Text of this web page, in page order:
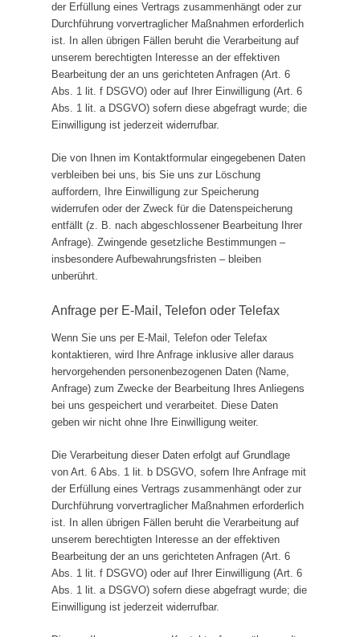
der Erfüllung eines Vertrags zusammenhängt oder zur
Durchführung vorvertraglicher Maßnahmen erforderlich
ist. In allen übrigen Fällen beruht die Verarbeitung auf
unserem berechtigten Interesse an der effektiven
Bearbeitung der an uns gerichteten Anfragen (Art. 6
Abs. 1 lit. f DSGVO) oder auf Ihrer Einwilligung (Art. 6
Abs. 1 lit. a DSGVO) sofern diese abgefragt wurde; die
Einwilligung ist jederzeit widerrufbar.
Die von Ihnen im Kontaktformular eingegebenen Daten
verbleiben bei uns, bis Sie uns zur Löschung
auffordern, Ihre Einwilligung zur Speicherung
widerrufen oder der Zweck für die Datenspeicherung
entfällt (z. B. nach abgeschlossener Bearbeitung Ihrer
Anfrage). Zwingende gesetzliche Bestimmungen –
insbesondere Aufbewahrungsfristen – bleiben
unberührt.
Anfrage per E-Mail, Telefon oder Telefax
Wenn Sie uns per E-Mail, Telefon oder Telefax
kontaktieren, wird Ihre Anfrage inklusive aller daraus
hervorgehenden personenbezogenen Daten (Name,
Anfrage) zum Zwecke der Bearbeitung Ihres Anliegens
bei uns gespeichert und verarbeitet. Diese Daten
geben wir nicht ohne Ihre Einwilligung weiter.
Die Verarbeitung dieser Daten erfolgt auf Grundlage
von Art. 6 Abs. 1 lit. b DSGVO, sofern Ihre Anfrage mit
der Erfüllung eines Vertrags zusammenhängt oder zur
Durchführung vorvertraglicher Maßnahmen erforderlich
ist. In allen übrigen Fällen beruht die Verarbeitung auf
unserem berechtigten Interesse an der effektiven
Bearbeitung der an uns gerichteten Anfragen (Art. 6
Abs. 1 lit. f DSGVO) oder auf Ihrer Einwilligung (Art. 6
Abs. 1 lit. a DSGVO) sofern diese abgefragt wurde; die
Einwilligung ist jederzeit widerrufbar.